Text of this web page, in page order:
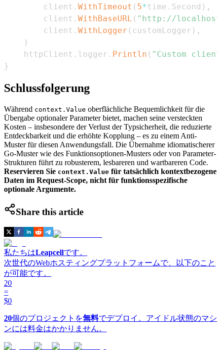
		client
. WithTimeout ( 5*time . Second ) ,
		client
. WithBaseURL ( "http://
		client
. WithLogger ( customLogger ) ,
)
	httpClient
. logger . Println ( "Custom
}
Schlussfolgerung
Während context.Value oberflächliche Bequemlichkeit für die
Übergabe optionaler Parameter bietet, machen seine versteckten
Kosten – insbesondere der Verlust der Typsicherheit, die reduzierte
Entdeckbarkeit und die erhöhte Kopplung – es zu einem Anti-
Muster für diesen Anwendungsfall. Die Übernahme idiomatischerer
Go-Muster wie des Funktionsoptionen-Musters oder von Parameter-
Strukturen führt zu robusterem, lesbareren und wartbareren Code.
Reservieren Sie context.Value für tatsächlich kontextbezogene
Daten im Request-Scope, nicht für funktionsspezifische
optionale Argumente.
Share this article
私たちはLeapcellです。
次世代のWebホスティングプラットフォームで、以下のこと
が可能です。
20
=
$0
20個のプロジェクトを無料でデプロイ。アイドル状態のマシ
ンには料金はかかりません。